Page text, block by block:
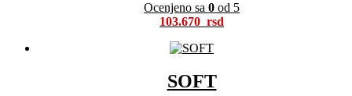
Ocenjeno sa 0 od 5
103.670
SOFT